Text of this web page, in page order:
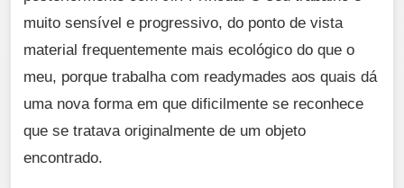
muito sensível e progressivo, do ponto de vista
material frequentemente mais ecológico do que o
meu, porque trabalha com readymades aos quais dá
uma nova forma em que dificilmente se reconhece
que se tratava originalmente de um objeto
encontrado.